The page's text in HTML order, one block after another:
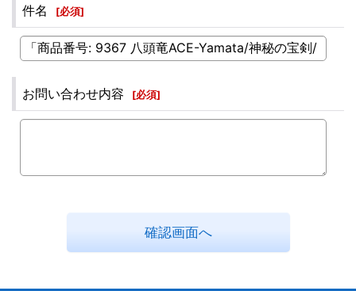
件名 [必須]
お問い合わせ内容 [必須]
確認画面へ